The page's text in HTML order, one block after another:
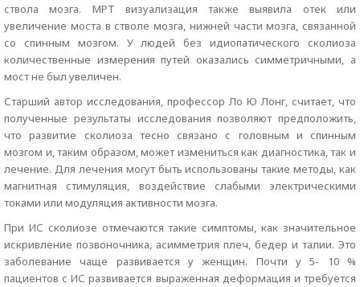
ствола мозга. МРТ визуализация также выявила отек или
увеличение моста в стволе мозга, нижней части мозга, связанной
со спинным мозгом. У людей без идиопатического сколиоза
количественные измерения путей оказались симметричными, а
мост не был увеличен.
Старший автор исследования, профессор Ло Ю Лонг, считает, что
полученные результаты исследования позволяют предположить,
что развитие сколиоза тесно связано с головным и спинным
мозгом и, таким образом, может измениться как диагностика, так и
лечение. Для лечения могут быть использованы такие методы, как
магнитная стимуляция, воздействие слабыми электрическими
токами или модуляция активности мозга.
При ИС сколиозе отмечаются такие симптомы, как значительное
искривление позвоночника, асимметрия плеч, бедер и талии. Это
заболевание чаще развивается у женщин. Почти у 5- 10 %
пациентов с ИС развивается выраженная деформация и требуется